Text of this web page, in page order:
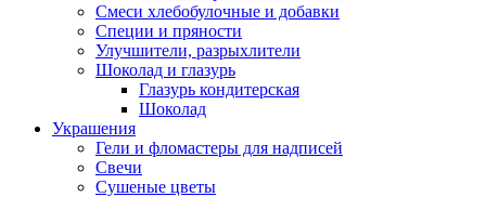
Смеси хлебобулочные и добавки
Специи и пряности
Улучшители, разрыхлители
Шоколад и глазурь
Глазурь кондитерская
Шоколад
Украшения
Гели и фломастеры для надписей
Свечи
Сушеные цветы